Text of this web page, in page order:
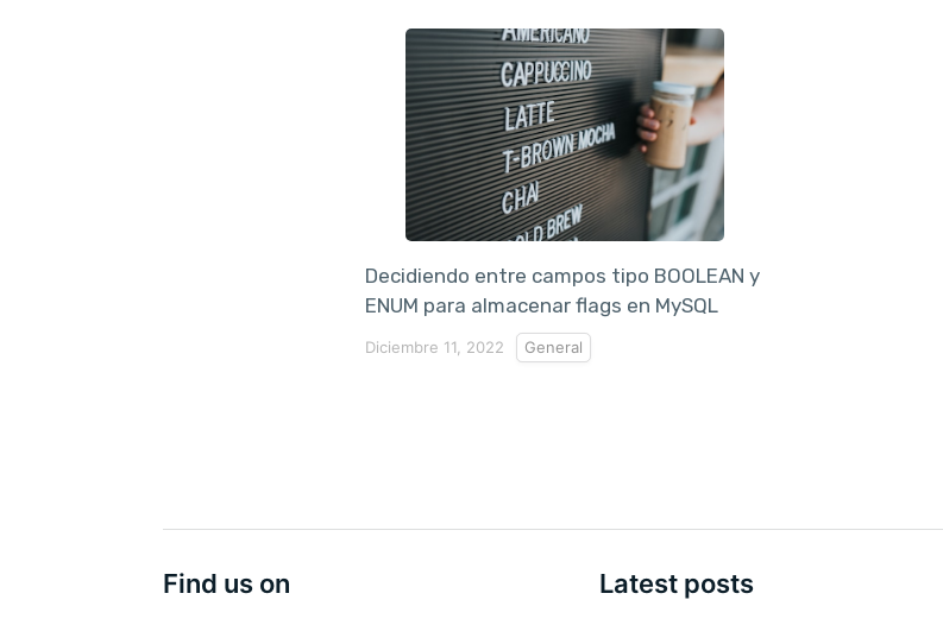
Decidiendo entre campos tipo BOOLEAN y
ENUM para almacenar flags en MySQL
Diciembre 11, 2022 General
Find us on Latest posts